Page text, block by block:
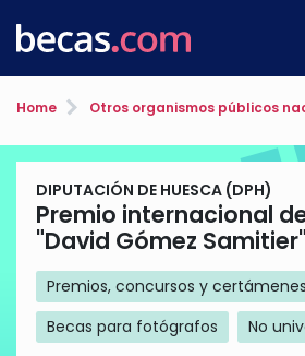
Home Otros organismos públicos
DIPUTACIÓN DE HUESCA (DPH)
Premio internacional
"David Gómez Samitier"
Premios, concursos y certámenes
Becas para fotógrafos
No